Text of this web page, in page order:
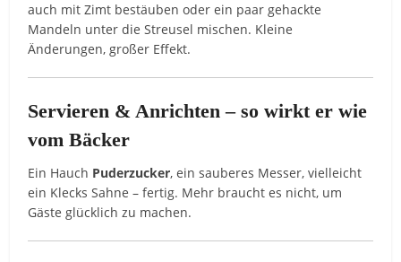
auch mit Zimt bestäuben oder ein paar gehackte
Mandeln unter die Streusel mischen. Kleine
Änderungen, großer Effekt.
Servieren & Anrichten – so wirkt er wie
vom Bäcker
Ein Hauch Puderzucker, ein sauberes Messer, vielleicht
ein Klecks Sahne – fertig. Mehr braucht es nicht, um
Gäste glücklich zu machen.